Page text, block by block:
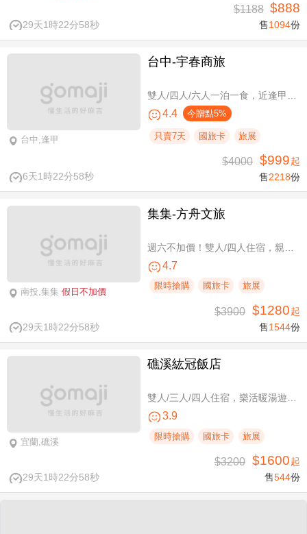
29天1時22分58秒
$1188 $888
售1094份
台中,逢甲
台中-宇春商旅
4.4 今贈點5%
只賣7天 國旅卡 旅展
6天1時22分58秒
$4000 $999起
售2218份
南投,集集 假日不加價
集集-方舟文旅
4.7
限時搶購 國旅卡 旅展
29天1時22分58秒
$3900 $1280起
售1544份
宜蘭,礁溪
礁溪紘冠飯店
3.9
限時搶購 國旅卡 旅展
29天1時22分58秒
$3200 $1600起
售544份